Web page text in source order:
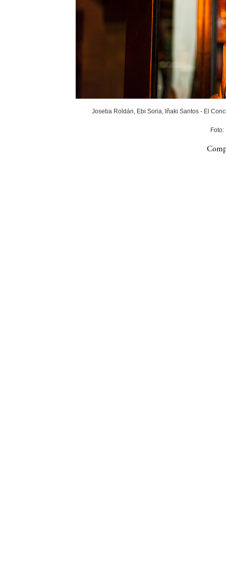
Joseba Roldán, Ebi Soria, Iñaki Santos - El